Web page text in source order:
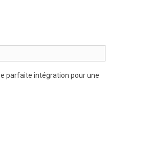
parfaite intégration pour une